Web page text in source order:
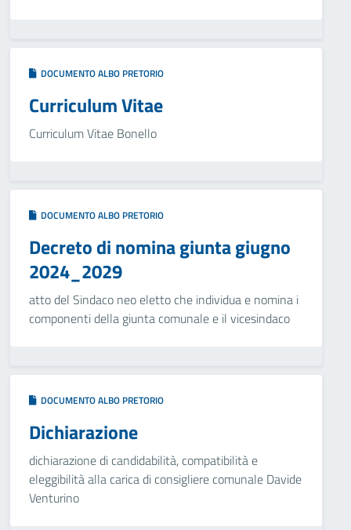
DOCUMENTO ALBO PRETORIO
Curriculum Vitae
Curriculum Vitae Bonello
DOCUMENTO ALBO PRETORIO
Decreto di nomina giunta giugno
2024_2029
atto del Sindaco neo eletto che individua e nomina i
componenti della giunta comunale e il vicesindaco
DOCUMENTO ALBO PRETORIO
Dichiarazione
dichiarazione di candidabilità, compatibilità e
eleggibilità alla carica di consigliere comunale Davide
Venturino